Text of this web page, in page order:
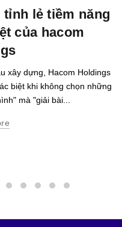
lẻ tiềm năng
của hacom
xây dựng, Hacom Holdings
biệt khi không chọn những
mà "giải bài...